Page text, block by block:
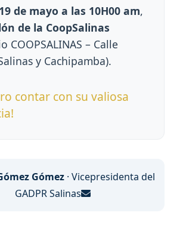
de mayo a las 10H00 am,
de la CoopSalinas
COOPSALINAS – Calle
y Cachipamba).
contar con su valiosa
Gómez · Vicepresidenta del
GADPR Salinas